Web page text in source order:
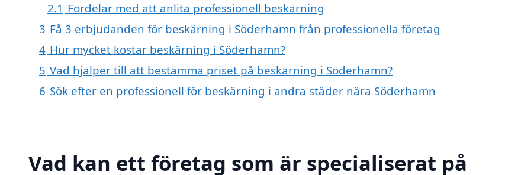
2.1 Fördelar med att anlita professionell beskärning
3 Få 3 erbjudanden för beskärning i Söderhamn från professionella företag
4 Hur mycket kostar beskärning i Söderhamn?
5 Vad hjälper till att bestämma priset på beskärning i Söderhamn?
6 Sök efter en professionell för beskärning i andra städer nära Söderhamn
Vad kan ett företag som är specialiserat på